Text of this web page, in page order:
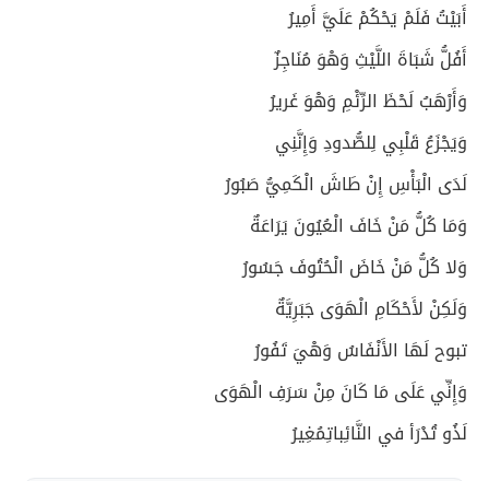
أَبَيْتُ فَلَمْ يَحْكُمْ عَلَيَّ أَمِيرُ
أَفُلُّ شَبَاةَ اللَّيْثِ وَهْوَ مُنَاجِزٌ
وَأَرْهَبُ لَحْظَ الرِّئْمِ وَهْوَ غَريرُ
وَيَجْزَعُ قَلْبِي لِلصُّدودِ وَإِنَّنِي
لَدَى الْبَأْسِ إِنْ طَاشَ الْكَمِيُّ صَبُورُ
وَمَا كُلُّ مَنْ خَافَ الْعُيُونَ يَرَاعَةٌ
وَلا كُلُّ مَنْ خَاضَ الْحُتُوفَ جَسُورُ
وَلَكِنْ لأَحْكَامِ الْهَوَى جَبَرِيَّةٌ
تبوح لَهَا الأَنْفَاسُ وَهْيَ تَفُورُ
وَإِنِّي عَلَى مَا كَانَ مِنْ سَرَفِ الْهَوَى
لَذُو تُدْرَأ في النَّائِباتِمُغِيرُ